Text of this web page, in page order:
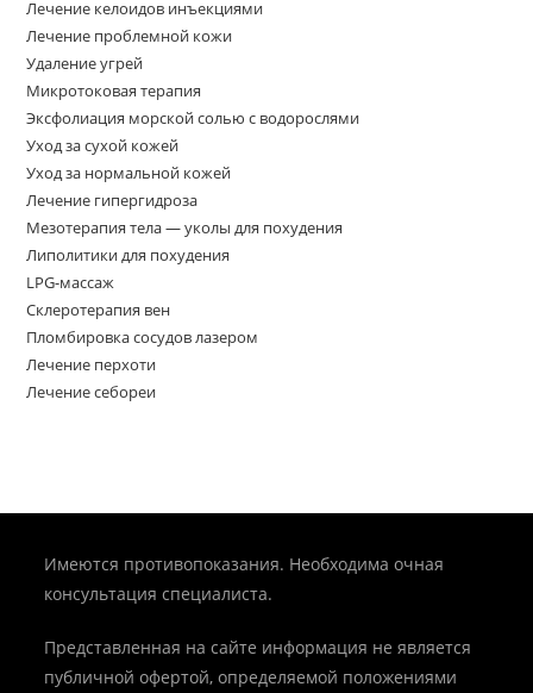
Лечение келоидов инъекциями
Лечение проблемной кожи
Удаление угрей
Микротоковая терапия
Эксфолиация морской солью с водорослями
Уход за сухой кожей
Уход за нормальной кожей
Лечение гипергидроза
Мезотерапия тела — уколы для похудения
Липолитики для похудения
LPG-массаж
Склеротерапия вен
Пломбировка сосудов лазером
Лечение перхоти
Лечение себореи
Имеются противопоказания. Необходима очная
консультация специалиста.
Представленная на сайте информация не является
публичной офертой, определяемой положениями